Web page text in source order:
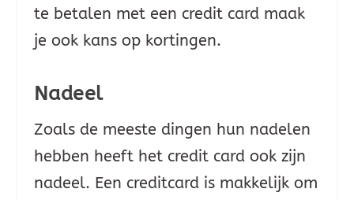
te betalen met een credit card maak
je ook kans op kortingen.
Nadeel
Zoals de meeste dingen hun nadelen
hebben heeft het credit card ook zijn
nadeel. Een creditcard is makkelijk om